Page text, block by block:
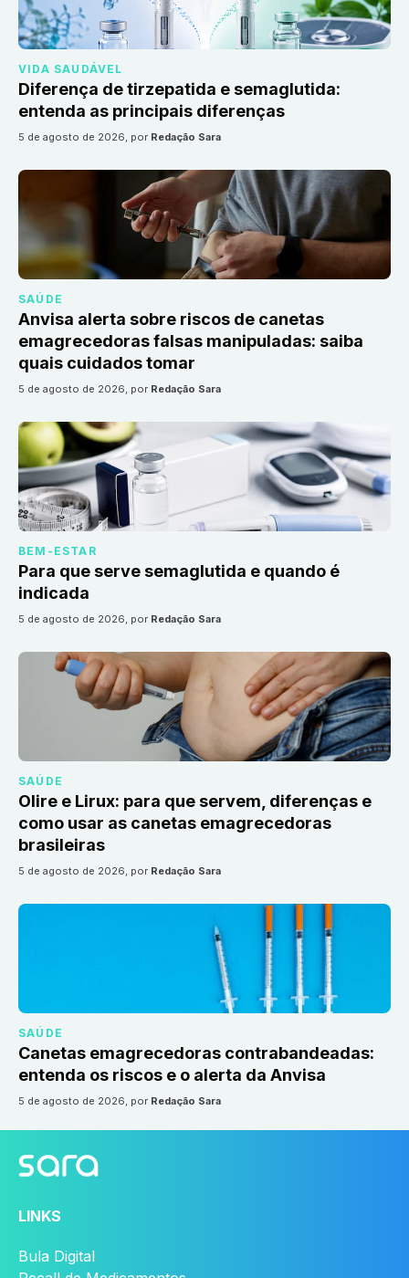
VIDA SAUDÁVEL
Diferença de tirzepatida e semaglutida:
entenda as principais diferenças
5 de agosto de 2026, por Redação Sara
SAÚDE
Anvisa alerta sobre riscos de canetas
emagrecedoras falsas manipuladas: saiba
quais cuidados tomar
5 de agosto de 2026, por Redação Sara
BEM-ESTAR
Para que serve semaglutida e quando é
indicada
5 de agosto de 2026, por Redação Sara
SAÚDE
Olire e Lirux: para que servem, diferenças e
como usar as canetas emagrecedoras
brasileiras
5 de agosto de 2026, por Redação Sara
SAÚDE
Canetas emagrecedoras contrabandeadas:
entenda os riscos e o alerta da Anvisa
5 de agosto de 2026, por Redação Sara
LINKS
Bula Digital